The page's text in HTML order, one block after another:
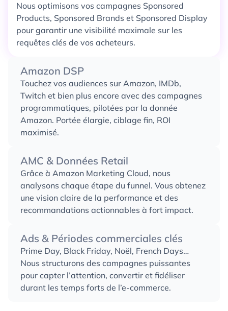
Nous optimisons vos campagnes Sponsored
Products, Sponsored Brands et Sponsored Display
pour garantir une visibilité maximale sur les
requêtes clés de vos acheteurs.
Amazon DSP
Touchez vos audiences sur Amazon, IMDb,
Twitch et bien plus encore avec des campagnes
programmatiques, pilotées par la donnée
Amazon. Portée élargie, ciblage fin, ROI
maximisé.
AMC & Données Retail
Grâce à Amazon Marketing Cloud, nous
analysons chaque étape du funnel. Vous obtenez
une vision claire de la performance et des
recommandations actionnables à fort impact.
Ads & Périodes commerciales clés
Prime Day, Black Friday, Noël, French Days…
Nous structurons des campagnes puissantes
pour capter l’attention, convertir et fidéliser
durant les temps forts de l’e-commerce.